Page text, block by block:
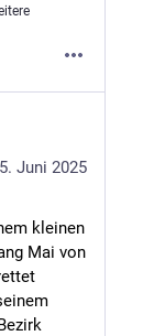
5. Juni 2025
kleinen
Mai von